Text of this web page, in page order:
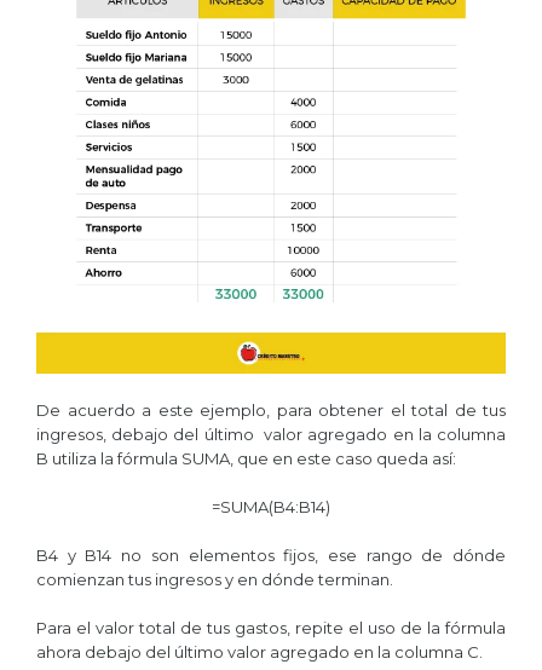
De acuerdo a este ejemplo, para obtener el total de tus
ingresos, debajo del último valor agregado en la columna
B utiliza la fórmula SUMA, que en este caso queda así:
=SUMA(B4:B14)
B4 y B14 no son elementos fijos, ese rango de dónde
comienzan tus ingresos y en dónde terminan.
Para el valor total de tus gastos, repite el uso de la fórmula
ahora debajo del último valor agregado en la columna C.